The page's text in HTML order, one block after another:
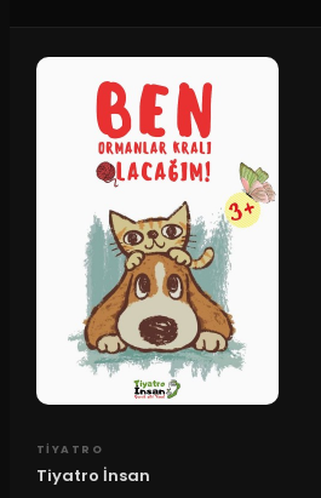
TIYATRO
Tiyatro İnsan